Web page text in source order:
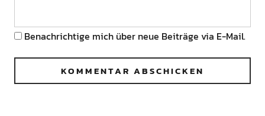
Benachrichtige mich über neue Beiträge via E-Mail.